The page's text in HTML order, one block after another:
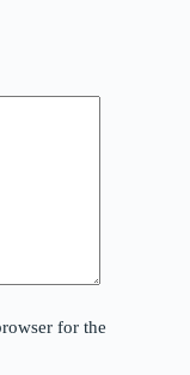
for the